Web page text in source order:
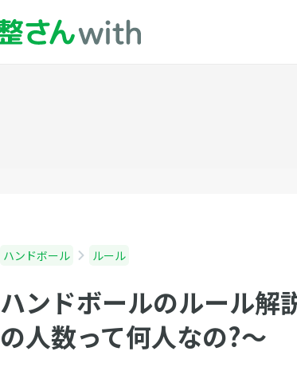
ハンドボール ルール
ハンドボールのルール解
の人数って何人なの?～